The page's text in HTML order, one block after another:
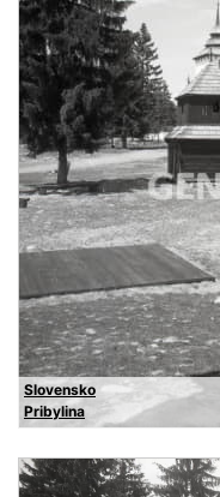
Slovensko
Pribylina